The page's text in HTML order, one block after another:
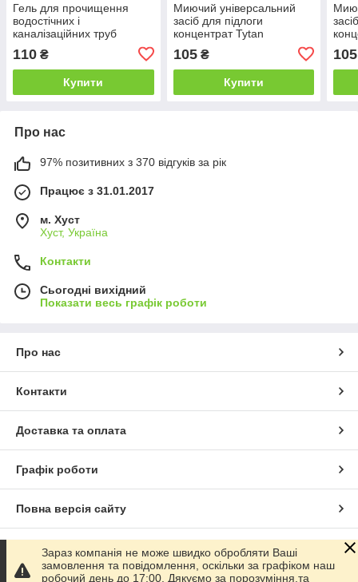
Гель для прочищення
водостічних і
каналізаційних труб
Rohrreinigungsgel 1 л.
110 ₴
Купити
Миючий універсальний
засіб для підлоги
концентрат Tytan
105₴
Купити
)1 л
105
Про нас
97% позитивних з 370 відгуків за рік
Працює з 31.01.2017
м. Хуст
Хуст, Україна
Контакти
Сьогодні вихідний
Показати весь графік роботи
Про нас
Контакти
Доставка та оплата
Графік роботи
Повна версія сайту
Сайт створено на маркетплейсі Prom.ua
Зараз компанія не може швидко обробляти Ваші
замовлення та повідомлення, оскільки за графіком наш
робочий день до 17:00. Дякуємо за порозуміння,та